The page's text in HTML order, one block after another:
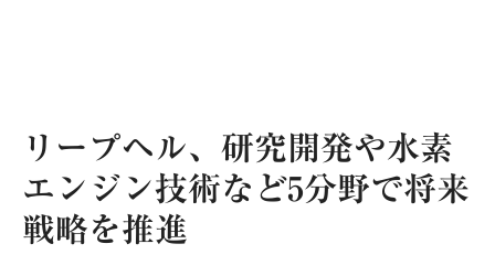
リープヘル、研究開発や水素
エンジン技術など5分野で将来
戦略を推進